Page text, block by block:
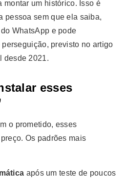
montar um histórico. Isso é
pessoa sem que ela saiba,
WhatsApp e pode
previsto no artigo
desde 2021.
esses
o prometido, esses
Os padrões mais
após um teste de poucos